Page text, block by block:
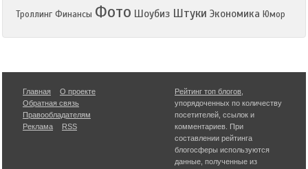
Троллинг Финансы Фото Шоубиз Штуки Экономика Юмор
Главная
О проекте
Обратная связь
Правообладателям
Реклама
RSS
Рейтинг топ блогов
упорядоченных по количеству
посетителей, ссылок и
комментариев. При
составлении рейтинга
блогосферы используются
данные, полученные из